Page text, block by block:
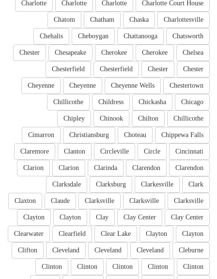
Charlotte Court House
Charlotte
Charlotte
Charlotte
Charlottesville
Chaska
Chatham
Chatom
Chatsworth
Chattanooga
Cheboygan
Chehalis
Chelsea
Cherokee
Cherokee
Chesapeake
Chester
Chester
Chester
Chesterfield
Chesterfield
Chestertown
Cheyenne Wells
Cheyenne
Cheyenne
Chicago
Chickasha
Childress
Chillicothe
Chillicothe
Chilton
Chinook
Chipley
Chippewa Falls
Choteau
Christiansburg
Cimarron
Cincinnati
Circle
Circleville
Clanton
Claremore
Clarendon
Clarendon
Clarinda
Clarion
Clarion
Clark
Clarkesville
Clarksburg
Clarksdale
Clarksville
Clarksville
Clarksville
Claude
Claxton
Clay Center
Clay Center
Clay
Clayton
Clayton
Clayton
Clayton
Clear Lake
Clearfield
Clearwater
Cleburne
Cleveland
Cleveland
Cleveland
Clifton
Clinton
Clinton
Clinton
Clinton
Clinton